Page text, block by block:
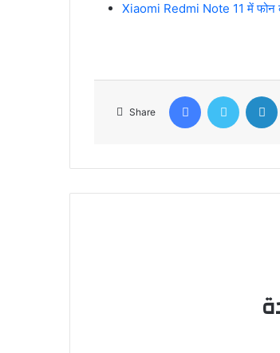
Xiaomi Redmi Note 11 में फोन
Share
FacebookTwitter